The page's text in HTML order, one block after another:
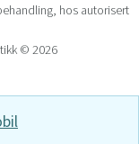
hos autorisert
© 2026